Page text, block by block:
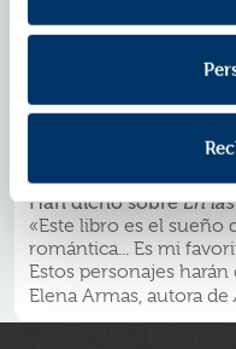
intentando escribir no
nadie, se ofrece a
que las nuevas
muchas...
reglamento que han
Ah, y no enamorarse,
Han dicho sobreEn
«Este libro es el sueño
romántica... Es mi
Estos personajes
Elena Armas, autora de